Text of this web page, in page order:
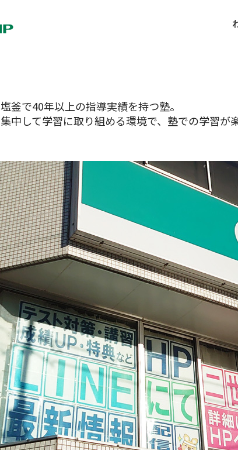
塩釜で40年以上の指導実績を持つ塾。
集中して学習に取り組める環境で、塾での学習が